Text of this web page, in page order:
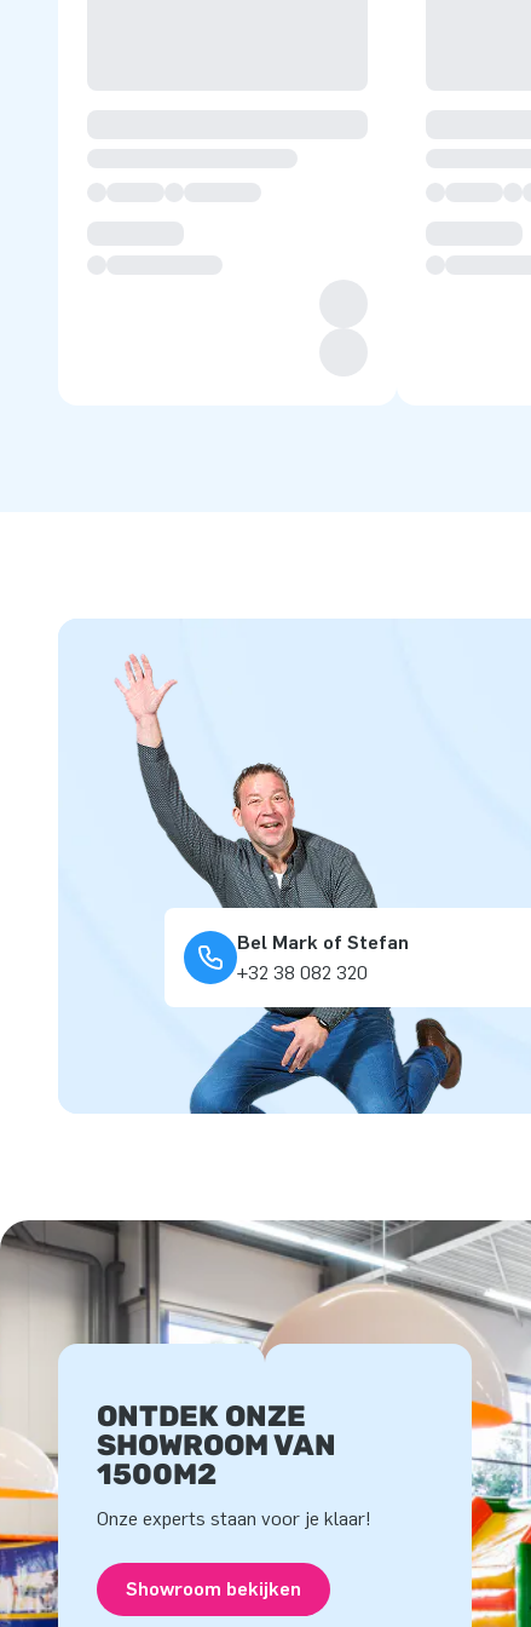
Bel Mark of Stefan
+32 38 082 320
ONTDEK ONZE
SHOWROOM VAN
1500M2
Onze experts staan voor je klaar!
Showroom bekijken